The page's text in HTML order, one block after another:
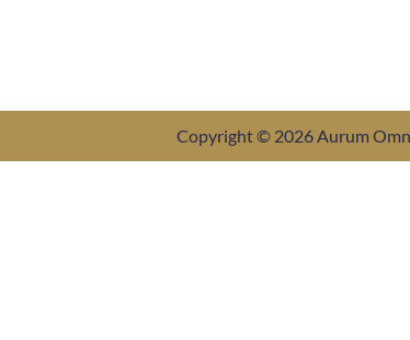
Copyright © 2026 Aurum